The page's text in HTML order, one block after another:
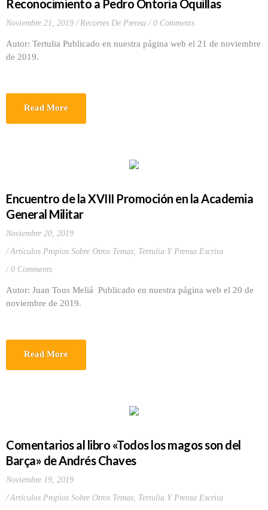
Reconocimiento a Pedro Ontoria Oquillas
Noviembre 21, 2019 Recortes De Prensa 0 Comments
Autor: Tertulia Publicado en nuestra página web el 21 de noviembre
de 2019.
Read More
Encuentro de la XVIII Promoción en la Academia
General Militar
Noviembre 20, 2019
Artículos Propios Sobre Otros Temas, Tertulia Y Prensa Escrita
0 Comments
Autor: Juan Tous Meliá Publicado en nuestra página web el 20 de
noviembre de 2019.
Read More
Comentarios al libro «Todos los magos son del
Barça» de Andrés Chaves
Noviembre 19, 2019
Artículos Propios Sobre Otros Temas, Tertulia Y Prensa Escrita